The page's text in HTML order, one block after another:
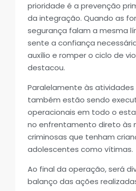
prioridade é a prevenção
da integração. Quando as
segurança falam a mesma
sente a confiança
auxílio e romper o ciclo de
destacou.
Paralelamente às
também estão sendo
operacionais em todo o
no enfrentamento direto às
criminosas que tenham
adolescentes como vítimas.
Ao final da operação, será
balanço das ações